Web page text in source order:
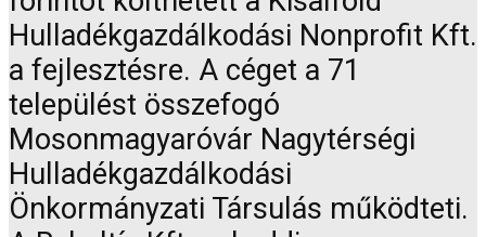
Hulladékgazdálkodási Nonprofit Kft.
a fejlesztésre. A céget a 71
települést összefogó
Mosonmagyaróvár Nagytérségi
Hulladékgazdálkodási
Önkormányzati Társulás működteti.